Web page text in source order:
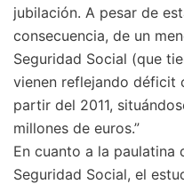
jubilación. A pesar de
consecuencia, de un
Seguridad Social (que
vienen reflejando déficit
partir del 2011,
millones de euros.”
En cuanto a la paulatina
Seguridad Social, el